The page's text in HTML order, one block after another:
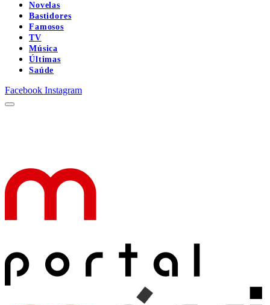
Novelas
Bastidores
Famosos
TV
Música
Últimas
Saúde
Facebook Instagram